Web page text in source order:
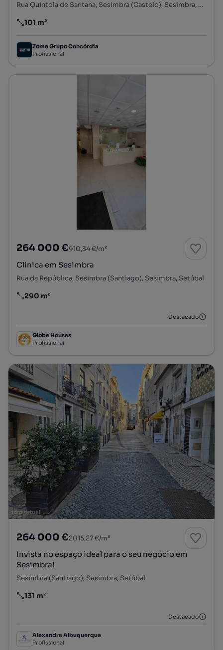
Rua Quintola de Santana, Sesimbra (Castelo), Sesimbra, Setúbal
Preço por metro quadrado
101 m²
Zome Grupo Concórdia
Profissional
264 000 €910,34 €/m²
Clinica em Sesimbra
Rua da República, Sesimbra (Santiago), Sesimbra, Setúbal
Preço por metro quadrado
290 m²
Destacado
Globe Houses
Profissional
264 000 €2015,27 €/m²
Invista no espaço ideal para o seu negócio em
Sesimbra!
Sesimbra (Santiago), Sesimbra, Setúbal
Preço por metro quadrado
131 m²
Destacado
Alexandre Albuquerque
Profissional